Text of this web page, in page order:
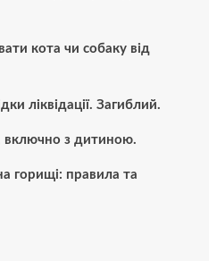
кота чи собаку від
ліквідації. Загиблий.
включно з дитиною.
горищі: правила та